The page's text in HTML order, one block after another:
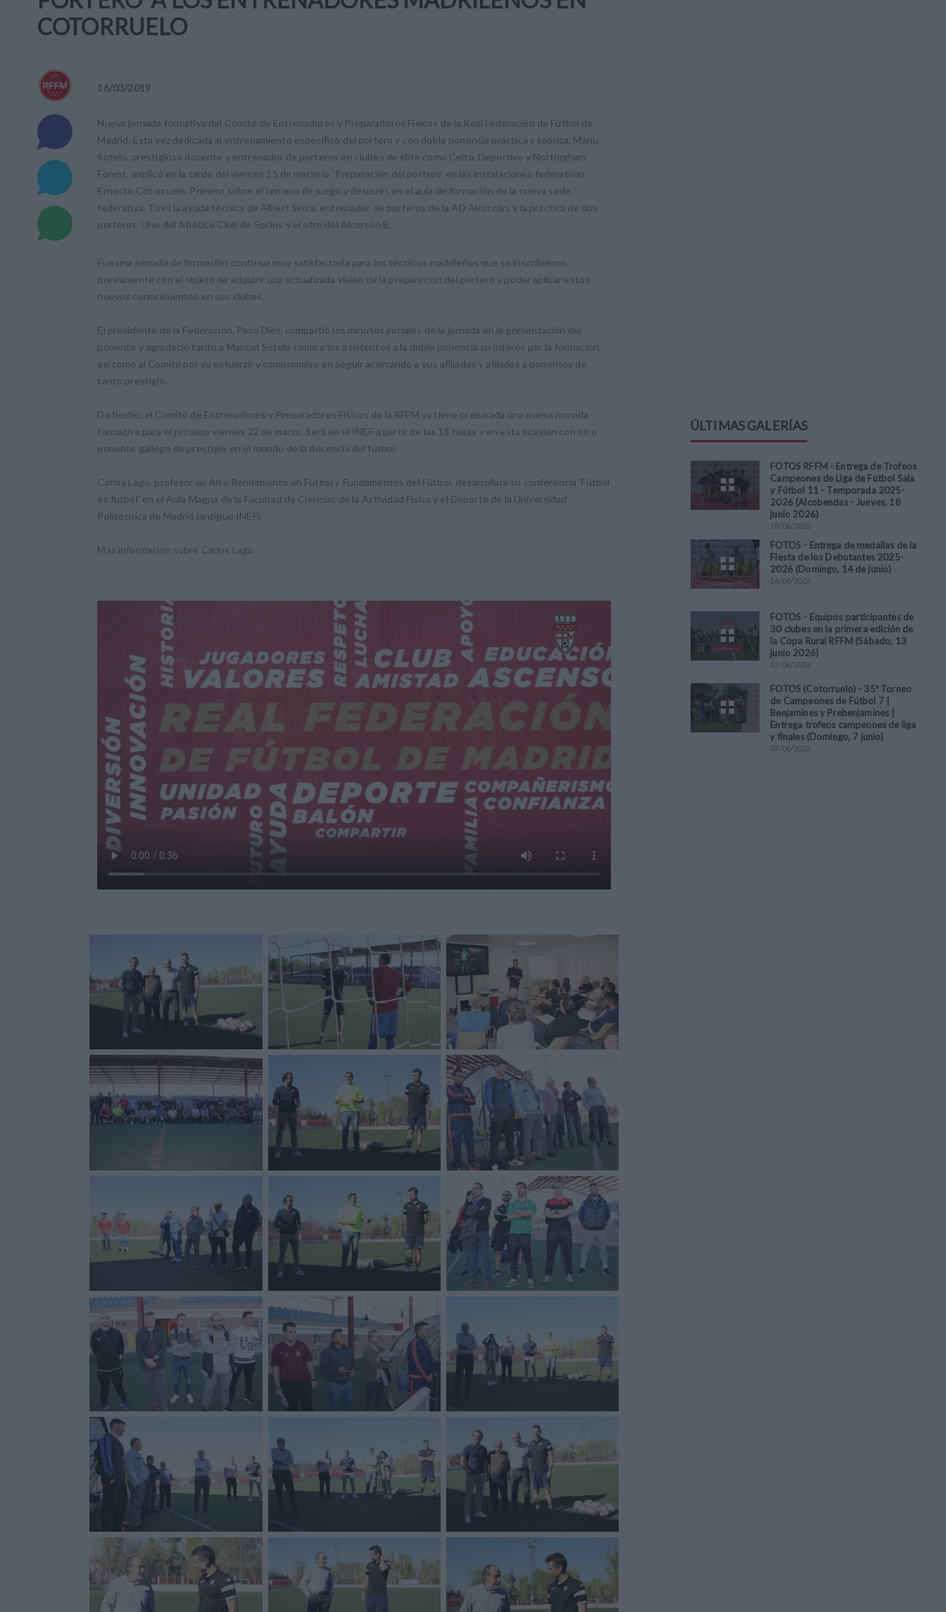
COTORRUELO
16/03/2019
Nueva jornada formativa del Comité de Entrenadores y Preparadores Físicos de la Real Federación de Fútbol de
Madrid. Esta vez dedicada al entrenamiento específico del portero y con doble ponencia práctica y teórica. Manu
Sotelo, prestigioso docente y entrenador de porteros en clubes de élite como Celta, Deportivo y Nottingham
Forest, explicó en la tarde del viernes 15 de marzo la `Preparación del portero' en las instalaciones federativas
Ernesto Cotorruelo. Primero sobre el terreno de juego y después en el aula de formación de la nueva sede
federativa. Tuvo la ayuda técnica de Albert Serra, entrenador de porteros de la AD Alcorcón, y la práctica de dos
porteros. Uno del Atlético Club de Socios y el otro del Alcorcón B.
Fue una jornada de formación continua muy satisfactoria para los técnicos madrileños que se inscribieron
previamente con el objeto de adquirir una actualizada visión de la preparación del portero y poder aplicar estos
nuevos conocimientos en sus clubes.
El presidente de la Federación, Paco Díez, compartió los minutos iniciales de la jornada en la presentación del
ponente y agradeció tanto a Manuel Sotelo como a los asistentes a la doble ponencia su interés por la formación,
así como al Comité por su esfuerzo y compromiiso en seguir acercando a sus afiliados y afiladas a ponentes de
tanto prestigio.
De hecho, el Comité de Entrenadores y Preparadores Físicos de la RFFM ya tiene preparada una nueva jornada
formativa para el próximo viernes 22 de marzo. Será en el INEF a partir de las 18 horas y en esta ocasión con otro
ponente gallego de prestigio en el mundo de la docencia del fútbol.
Carlos Lago, profesor de Alto Rendimiento en Fútbol y Fundamentos del Fútbol, desarrollará su conferencia 'Fútbol
es futbol' en el Aula Magna de la Facultad de Ciencias de la Actividad Física y el Deporte de la Universidad
Politécnica de Madrid (antiguo INEF)
Más información sobre Carlos Lago
ÚLTIMAS GALERÍAS
FOTOS RFFM - Entrega de Trofeos
Campeones de Liga de Fútbol Sala
y Fútbol 11 - Temporada 2025-
2026 (Alcobendas - Jueves, 18
junio 2026)
18/06/2026
FOTOS - Entrega de medallas de la
Fiesta de los Debutantes 2025-
2026 (Domingo, 14 de junio)
14/06/2026
FOTOS - Equipos participantes de
30 clubes en la primera edición de
la Copa Rural RFFM (Sábado, 13
junio 2026)
13/06/2026
FOTOS (Cotorruelo) - 35º Torneo
de Campeones de Fútbol 7 |
Benjamines y Prebenjamines |
Entrega trofeos campeones de liga
y finales (Domingo, 7 junio)
07/06/2026